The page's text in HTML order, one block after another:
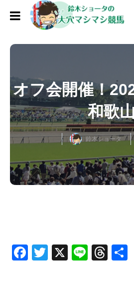
オフ会開催！
和歌
鈴木ショータ
Facebook
Twitter
X Line